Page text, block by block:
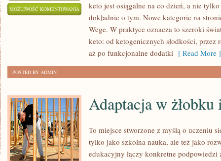
MOŻLIWOŚĆ KOMENTOWANIA KETO
BUDŻECIE
keto jest osiągalne na co dzień, a nie
dokładnie o tym. Nowe kategorie na
Wege. W praktyce oznacza to szeroki
keto: od ketogenicznych słodkości,
aż po funkcjonalne dodatki [ Read More ]
POSTED BY ADMIN
Adaptacja w
To miejsce stworzone z myślą o uczeniu
tylko jako szkolna nauka, ale też jako
edukacyjny łączy konkretne